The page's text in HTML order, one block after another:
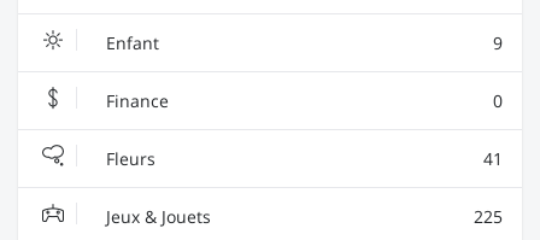
Enfant 9
Finance 0
Fleurs 41
Jeux & Jouets 225